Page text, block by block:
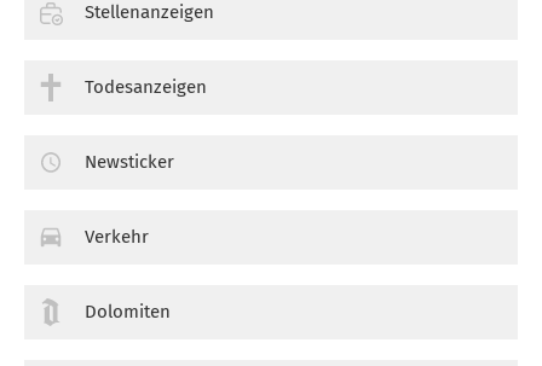
Stellenanzeigen
Todesanzeigen
Newsticker
Verkehr
Dolomiten